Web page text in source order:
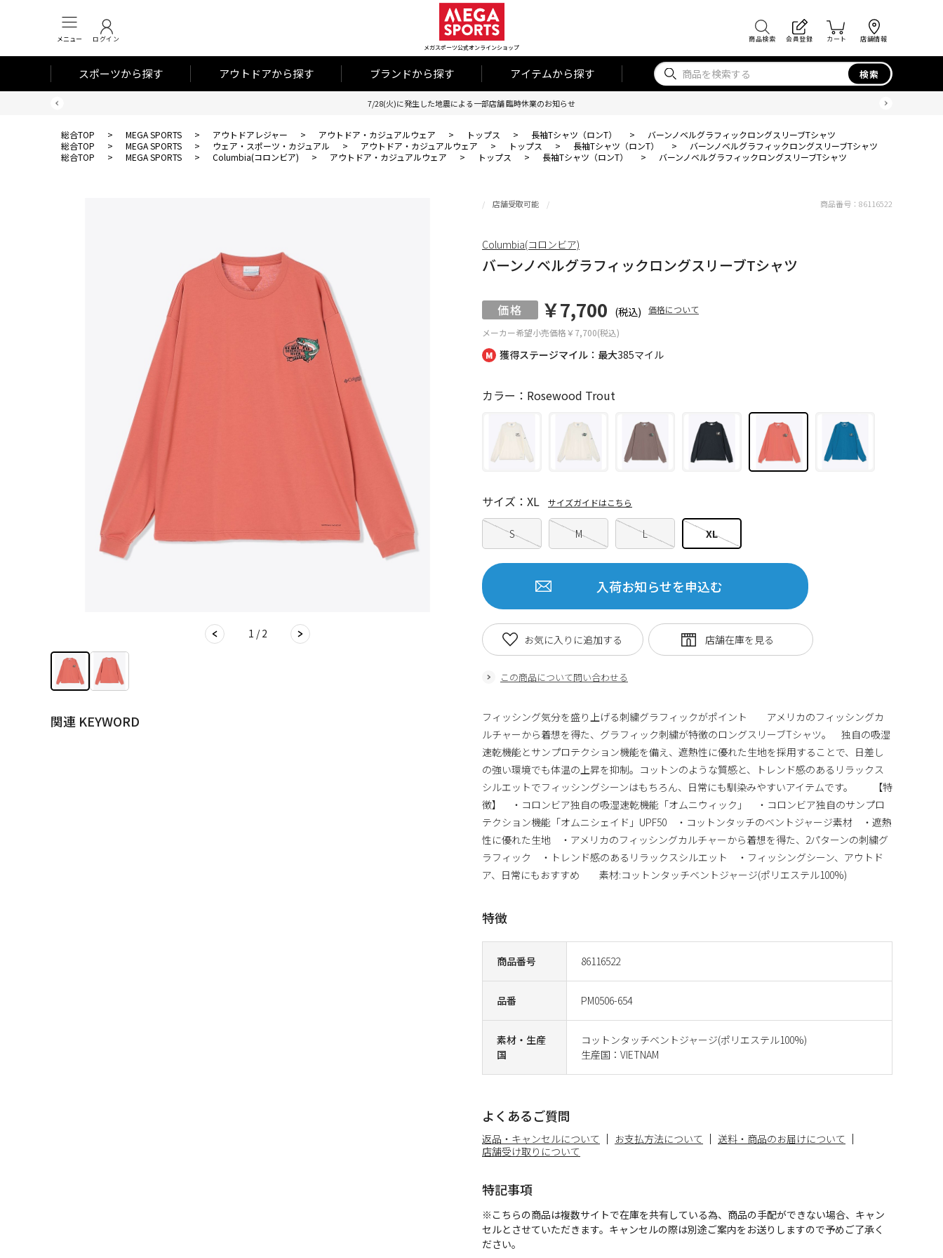
メニュー ログイン
メガスポーツ公式オンラインショップ
商品検索 会員登録 カート 店舗情報
スポーツから探す アウトドアから探す ブランドから探す アイテムから探す 検索
7/28(火)に発生した地震による一部店舗 臨時休業のお知らせ
総合TOP > MEGA SPORTS > アウトドアレジャー > アウトドア・カジュアルウェア > トップス > 長袖Tシャツ（ロンT） >
バーンノベルグラフィックロングスリーブTシャツ
総合TOP
> MEGA SPORTS > ウェア・スポーツ・カジュアル > アウトドア・カジュアルウェア > トップス > 長袖Tシャツ（ロンT） >
バーンノベルグラフィックロングスリーブTシャツ
総合TOP
> MEGA SPORTS > Columbia(コロンビア) > アウトドア・カジュアルウェア > トップス > 長袖Tシャツ（ロンT） > バーンノベルグラフィックロングスリーブTシャツ
1 / 2
関連 KEYWORD
獲得ステージマイル：最大385マイル
店舗受取可能
バーンノベルグラフィックロングスリーブTシャツ
メーカー希望小売価格￥7,700(税込)
￥7,700 (税込) 価格について
商品番号 86116522
品番 PM0506-654
素材・生産
国
コットンタッチベントジャージ(ポリエステル100%)
生産国：VIETNAM
カラー：Rosewood Trout
S M L XL
サイズ：XL サイズガイドはこちら
入荷お知らせを申込む
この商品について問い合わせる
お気に入りに追加する
商品番号： 86116522
Columbia(コロンビア)
フィッシング気分を盛り上げる刺繍グラフィックがポイント アメリカのフィッシングカ
ルチャーから着想を得た、グラフィック刺繍が特徴のロングスリーブTシャツ。 独自の吸湿
速乾機能とサンプロテクション機能を備え、遮熱性に優れた生地を採用することで、日差し
の強い環境でも体温の上昇を抑制。コットンのような質感と、トレンド感のあるリラックス
シルエットでフィッシングシーンはもちろん、日常にも馴染みやすいアイテムです。 【特
徴】 ・コロンビア独自の吸湿速乾機能「オムニウィック」 ・コロンビア独自のサンプロ
テクション機能「オムニシェイド」UPF50 ・コットンタッチのベントジャージ素材 ・遮熱
性に優れた生地 ・アメリカのフィッシングカルチャーから着想を得た、2パターンの刺繍グ
ラフィック ・トレンド感のあるリラックスシルエット ・フィッシングシーン、アウトド
ア、日常にもおすすめ 素材:コットンタッチベントジャージ(ポリエステル100%)
特徴
よくあるご質問
返品・キャンセルについて お支払方法について
送料・商品のお届けについて
店舗受け取りについて
特記事項
※こちらの商品は複数サイトで在庫を共有している為、商品の手配ができない場合、キャン
セルとさせていただきます。キャンセルの際は別途ご案内をお送りしますので予めご了承く
ださい。